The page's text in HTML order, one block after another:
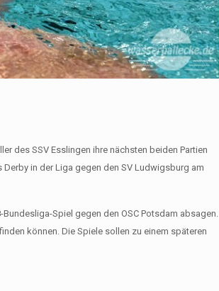
des SSV Esslingen ihre nächsten beiden Partien
in der Liga gegen den SV Ludwigsburg am
Spiel gegen den OSC Potsdam absagen.
können. Die Spiele sollen zu einem späteren